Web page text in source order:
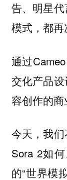
告、明星
模式，都再
通过
交化产品
容创作的商
今天，我
Sora 2如
的“世界模